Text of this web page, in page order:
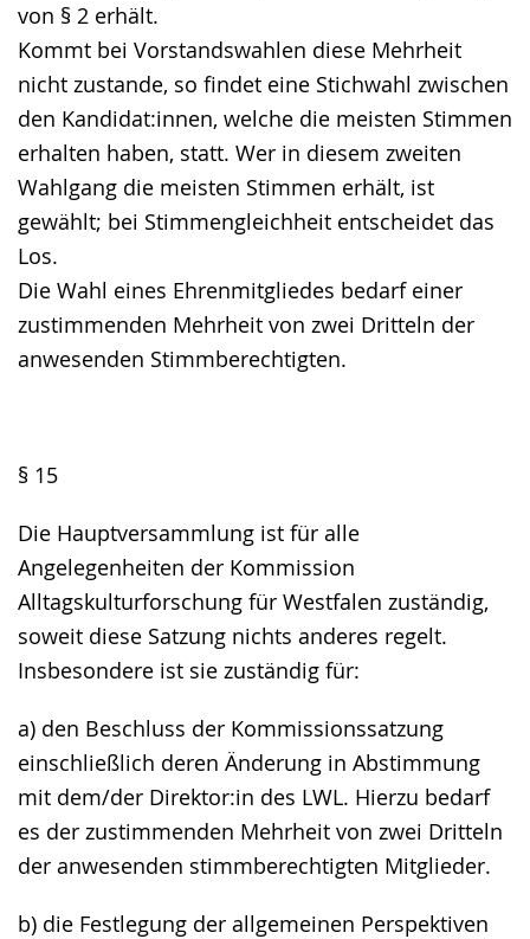
von § 2 erhält.
Kommt bei Vorstandswahlen diese Mehrheit
nicht zustande, so findet eine Stichwahl zwischen
den Kandidat:innen, welche die meisten Stimmen
erhalten haben, statt. Wer in diesem zweiten
Wahlgang die meisten Stimmen erhält, ist
gewählt; bei Stimmengleichheit entscheidet das
Los.
Die Wahl eines Ehrenmitgliedes bedarf einer
zustimmenden Mehrheit von zwei Dritteln der
anwesenden Stimmberechtigten.
§ 15
Die Hauptversammlung ist für alle
Angelegenheiten der Kommission
Alltagskulturforschung für Westfalen zuständig,
soweit diese Satzung nichts anderes regelt.
Insbesondere ist sie zuständig für:
a) den Beschluss der Kommissionssatzung
einschließlich deren Änderung in Abstimmung
mit dem/der Direktor:in des LWL. Hierzu bedarf
es der zustimmenden Mehrheit von zwei Dritteln
der anwesenden stimmberechtigten Mitglieder.
b) die Festlegung der allgemeinen Perspektiven